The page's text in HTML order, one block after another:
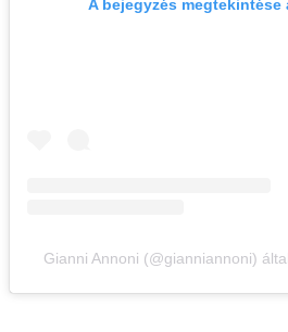
A bejegyzés megtekintése
Gianni Annoni (@gianniannoni)